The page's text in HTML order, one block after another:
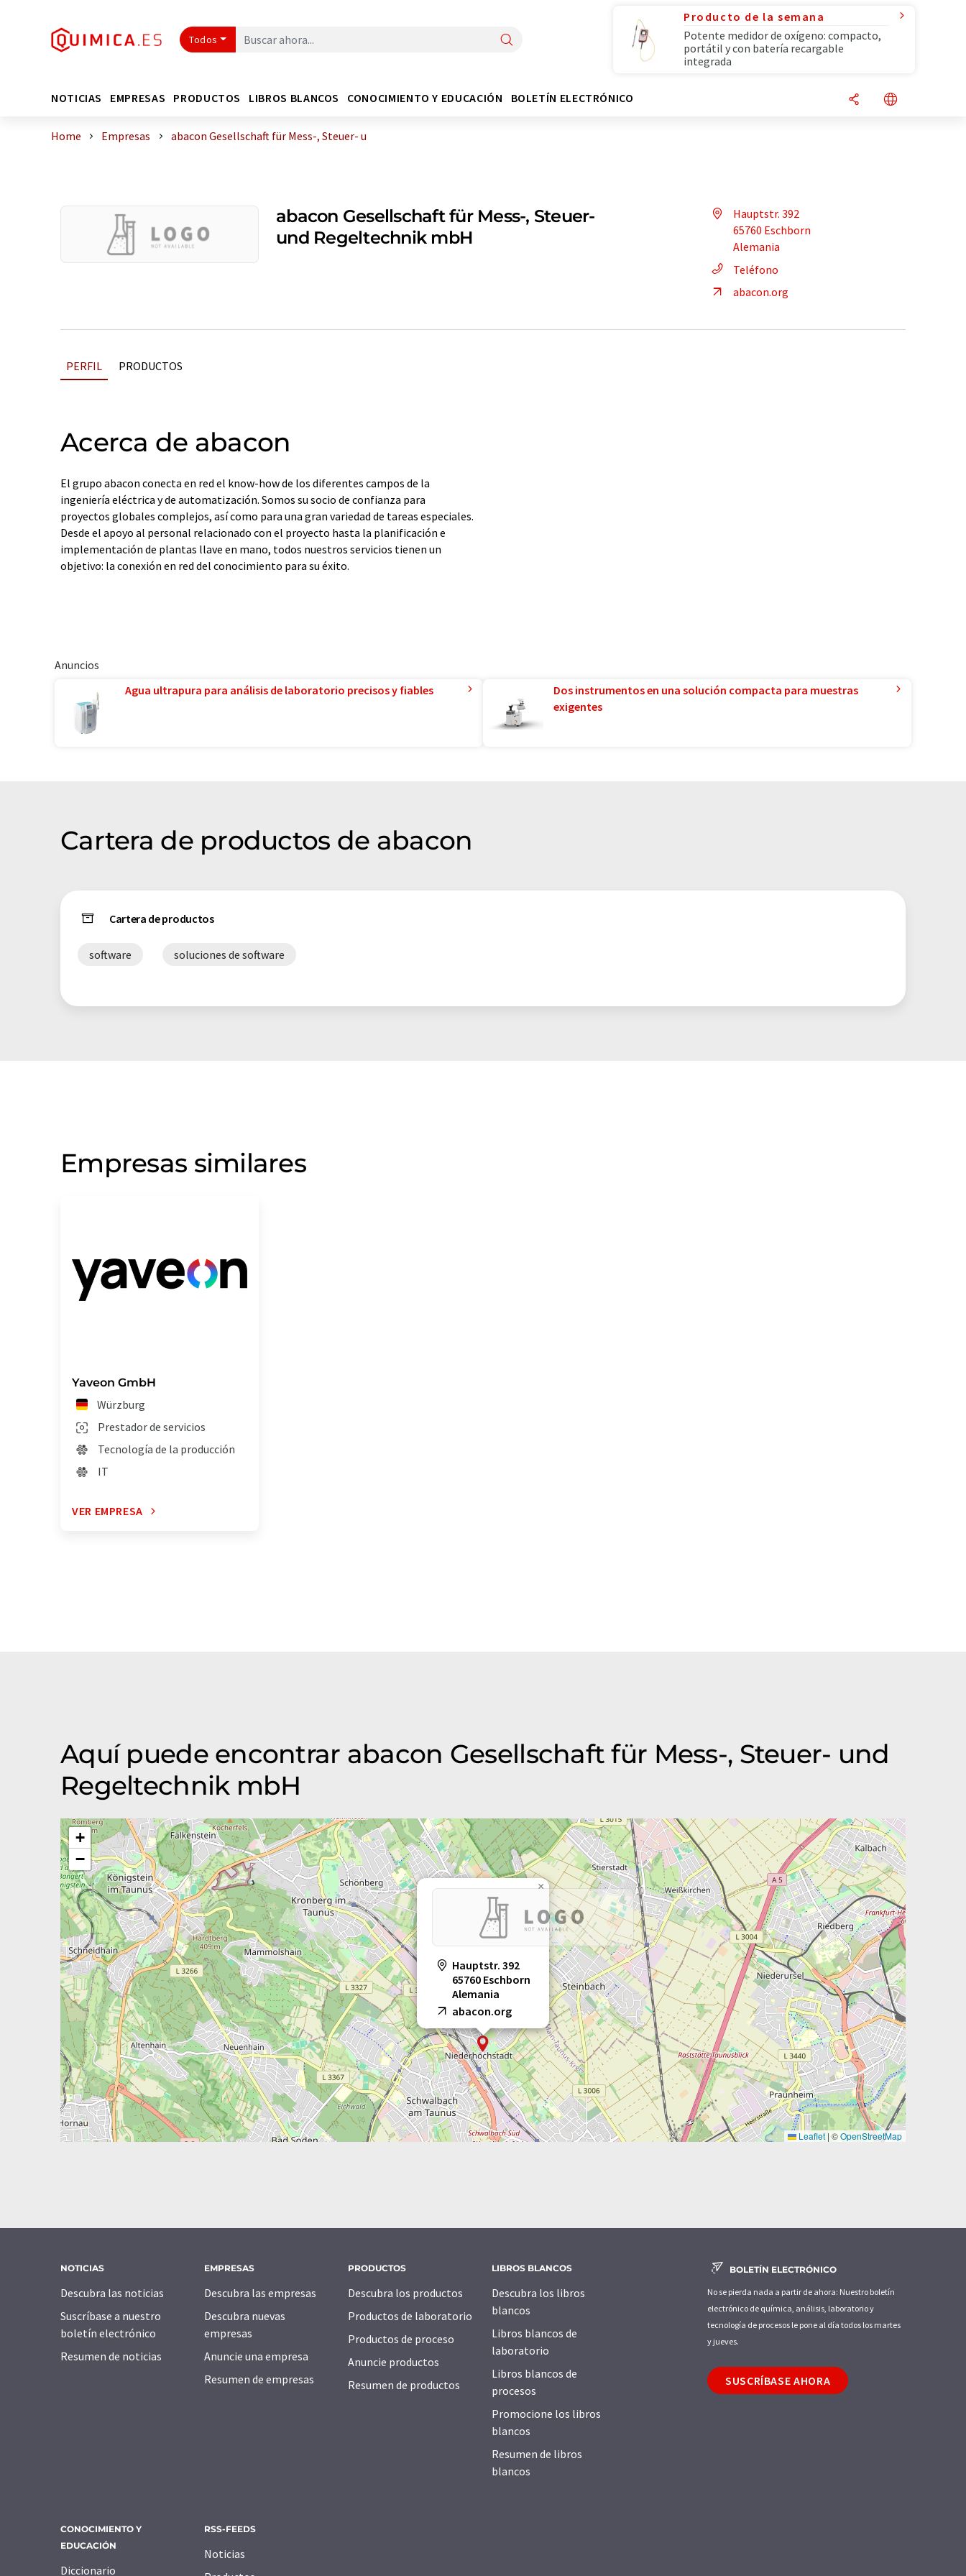
Todos
Producto de la semana
Potente medidor de oxígeno: compacto,
portátil y con batería recargable
integrada
NOTICIAS EMPRESAS PRODUCTOS LIBROS BLANCOS CONOCIMIENTO Y EDUCACIÓN BOLETÍN ELECTRÓNICO
Home Empresas abacon Gesellschaft für Mess-, Steuer- u
abacon Gesellschaft für Mess-, Steuer-
und Regeltechnik mbH
Hauptstr. 392
65760 Eschborn
Alemania
Teléfono
abacon.org
PERFIL PRODUCTOS
Acerca de abacon
El grupo abacon conecta en red el know-how de los diferentes campos de la
ingeniería eléctrica y de automatización. Somos su socio de confianza para
proyectos globales complejos, así como para una gran variedad de tareas especiales.
Desde el apoyo al personal relacionado con el proyecto hasta la planificación e
implementación de plantas llave en mano, todos nuestros servicios tienen un
objetivo: la conexión en red del conocimiento para su éxito.
Anuncios
Agua ultrapura para análisis de laboratorio precisos y fiables
Dos instrumentos en una solución compacta para muestras
exigentes
Cartera de productos de abacon
Cartera de productos
software soluciones de software
Empresas similares
Yaveon GmbH
Würzburg
Prestador de servicios
Tecnología de la producción
IT
VER EMPRESA
Aquí puede encontrar abacon Gesellschaft für Mess-, Steuer- und
Regeltechnik mbH
Hauptstr. 392
65760 Eschborn
Alemania
abacon.org
×
+
−
Leaflet| ©OpenStreetMap
NOTICIAS
Descubra las noticias
Suscríbase a nuestro
boletín electrónico
Resumen de noticias
EMPRESAS
Descubra las empresas
Descubra nuevas
empresas
Anuncie una empresa
Resumen de empresas
PRODUCTOS
Descubra los productos
Productos de laboratorio
Productos de proceso
Anuncie productos
Resumen de productos
LIBROS BLANCOS
Descubra los libros
blancos
Libros blancos de
laboratorio
Libros blancos de
procesos
Promocione los libros
blancos
Resumen de libros
blancos
CONOCIMIENTO Y
EDUCACIÓN
Diccionario
RSS-FEEDS
Noticias
BOLETÍN ELECTRÓNICO
No se pierda nada a partir de ahora: Nuestro boletín
electrónico de química, análisis, laboratorio y
tecnología de procesos le pone al día todos los martes
y jueves.
SUSCRÍBASE AHORA